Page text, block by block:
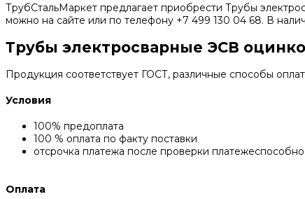
ТрубСтальМаркет предлагает приобрести Трубы
можно на сайте или по телефону +7 499 130 04 68. В
Трубы электросварные ЭСВ
Продукция соответствует ГОСТ, различные способы
Условия
100% предоплата
100 % оплата по факту поставки
отсрочка платежа после проверки
Оплата